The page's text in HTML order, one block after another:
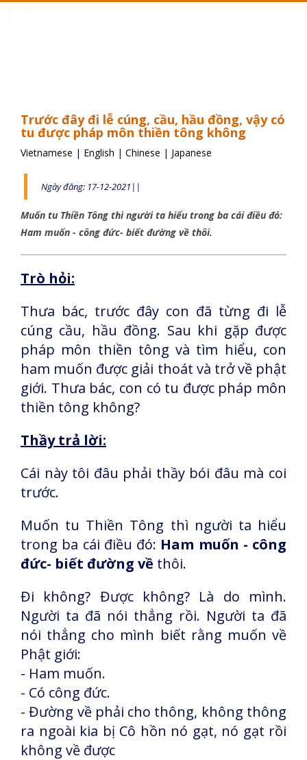
Trước đây đi lễ cúng, cầu, hầu đồng, vậy có
tu được pháp môn thiền tông không
Vietnamese | English | Chinese | Japanese
Ngày đăng: 17-12-2021||
Muốn tu Thiền Tông thì người ta hiểu trong ba cái điều đó:
Ham muốn - công đức- biết đường về thôi.
Trò hỏi:
Thưa bác, trước đây con đã từng đi lễ
cúng cầu, hầu đồng. Sau khi gặp được
pháp môn thiền tông và tìm hiểu, con
ham muốn được giải thoát và trở về phật
giới. Thưa bác, con có tu được pháp môn
thiền tông không?
Thầy trả lời:
Cái này tôi đâu phải thầy bói đâu mà coi
trước.
Muốn tu Thiền Tông thì người ta hiểu
trong ba cái điều đó: Ham muốn - công
đức- biết đường về thôi.
Đi không? Được không? Là do mình.
Người ta đã nói thẳng rồi. Người ta đã
nói thẳng cho mình biết rằng muốn về
Phật giới:
- Ham muốn.
- Có công đức.
- Đường về phải cho thông, không thông
ra ngoài kia bị Cô hồn nó gạt, nó gạt rồi
không về được